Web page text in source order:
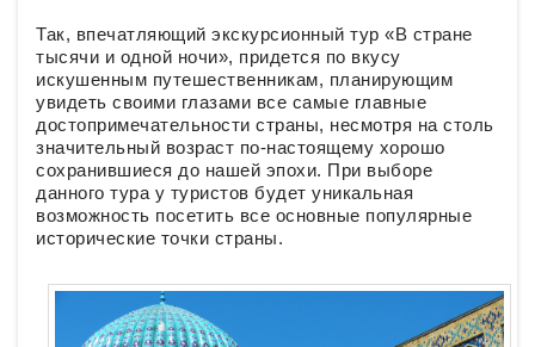
Так, впечатляющий экскурсионный тур «В стране
тысячи и одной ночи», придется по вкусу
искушенным путешественникам, планирующим
увидеть своими глазами все самые главные
достопримечательности страны, несмотря на столь
значительный возраст по-настоящему хорошо
сохранившиеся до нашей эпохи. При выборе
данного тура у туристов будет уникальная
возможность посетить все основные популярные
исторические точки страны.